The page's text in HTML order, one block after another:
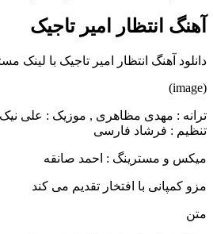
آهنگ انتظار امیر تاجیک
دانلود آهنگ انتظار امیر تاجیک با لینک
(image)
ترانه : مهدی مظاهری , موزیک : علی
تنظیم : فرشاد فارسی
میکس و مسترینگ : احمد صانقه
مزو کمپانی با افتخار تقدیم می کند
متن